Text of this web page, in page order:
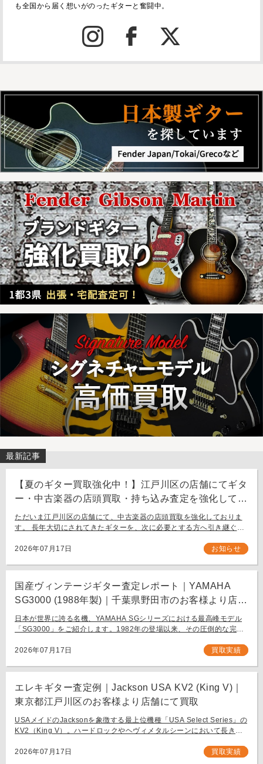
も全国から届く想いがのったギターと奮闘中。
最新記事
【夏のギター買取強化中！】江戸川区の店舗にてギタ
ー・中古楽器の店頭買取・持ち込み査定を強化してお
ります。
ただいま江戸川区の店舗にて、中古楽器の店頭買取を強化しておりま
す。 長年大切にされてきたギターを、次に必要とする方へ引き継ぐお
ち込み査定も大歓迎です。
2026年07月17日 お知らせ
国産ヴィンテージギター査定レポート｜YAMAHA
SG3000 (1988年製)｜千葉県野田市のお客様より店舗
にて買取
日本が世界に誇る名機、YAMAHA SGシリーズにおける最高峰モデル
「SG3000」をご紹介します。1982年の登場以来、その圧倒的な完成
フラッグシップモデル […]
2026年07月17日 買取実績
エレキギター査定例｜Jackson USA KV2 (King V)｜
東京都江戸川区のお客様より店舗にて買取
USAメイドのJacksonを象徴する最上位機種「USA Select Series」の
KV2（King V）。ハードロックやヘヴィメタルシーンにおいて長きに
[…]
2026年07月17日 買取実績